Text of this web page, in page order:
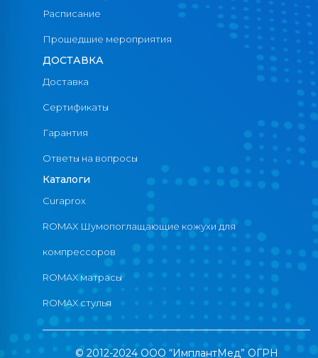
Расписание
Прошедшие мероприятия
ДОСТАВКА
Доставка
Сертификаты
Гарантия
Ответы на вопросы
Каталоги
Curaprox
ROMAX Шумопоглащающие кожухи для
компрессоров
ROMAX матрасы
ROMAX стулья
© 2012-2024 ООО “ИмплантМед” ОГРН